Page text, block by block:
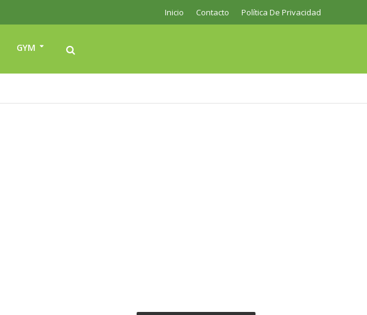
Inicio Contacto Política De Privacidad
GYM